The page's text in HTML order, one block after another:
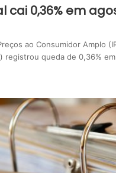
cai 0,36% em
ao Consumidor Amplo
registrou queda de 0,36%